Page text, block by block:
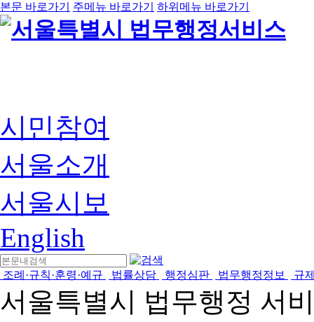
본문 바로가기 주메뉴 바로가기 하위메뉴 바로가기
시민참여
서울소개
서울시보
English
조례·규칙·훈령·예규 법률상담 행정심판 법무행정정보 규
서울특별시 법무행정 서